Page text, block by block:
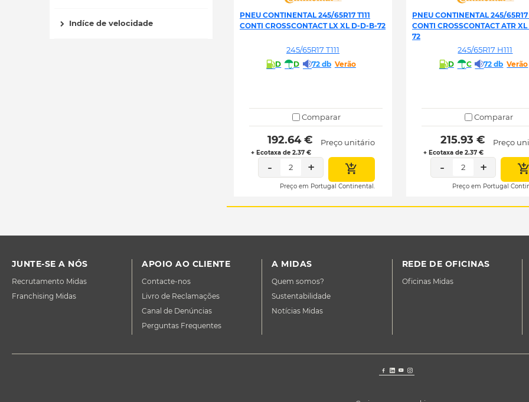
Indíce de velocidade
PNEU CONTINENTAL 245/65R17 T111
CONTI CROSSCONTACT LX XL D-D-B-72
245/65R17 T111
D D 72 db Verão
Comparar
192.64 €
+ Ecotaxa de 2.37 €
Preço unitário
- 2 +
Preço em Portugal Continental.
PNEU CONTINENTAL 245/65R17
CONTI CROSSCONTACT ATR
72
245/65R17 H111
D C 72 db Verão
Comparar
215.93 €
+ Ecotaxa de 2.37 €
Preço
- 2 +
Preço em Portugal
JUNTE-SE A NÓS
Recrutamento Midas
Franchising Midas
APOIO AO CLIENTE
Contacte-nos
Livro de Reclamações
Canal de Denúncias
Perguntas Frequentes
A MIDAS
Quem somos?
Sustentabilidade
Notícias Midas
REDE DE OFICINAS
Oficinas Midas